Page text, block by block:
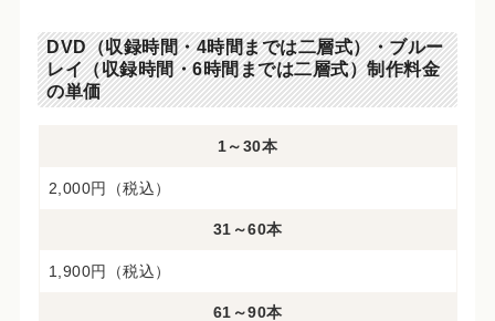
DVD（収録時間・4時間までは二層式）・ブルー
レイ（収録時間・6時間までは二層式）制作料金
の単価
1～30本
2,000円（税込）
31～60本
1,900円（税込）
61～90本